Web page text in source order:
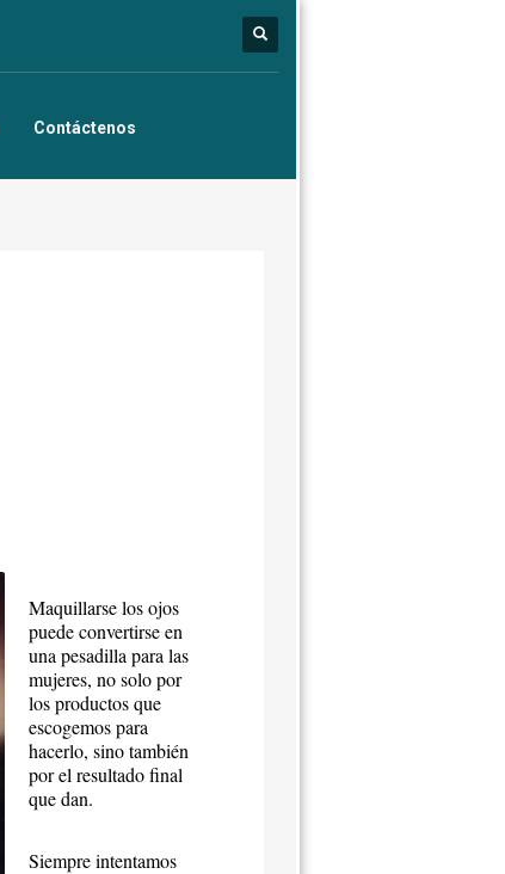
Contáctenos
Maquillarse los ojos
puede convertirse en
una pesadilla para las
mujeres, no solo por
los productos que
escogemos para
hacerlo, sino también
por el resultado final
que dan.
Siempre intentamos